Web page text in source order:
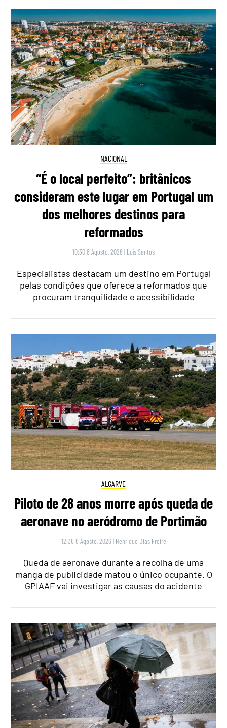
NACIONAL
“É o local perfeito”: britânicos
consideram este lugar em Portugal um
dos melhores destinos para
reformados
10:30 8 Agosto, 2026 | Luís Santos
Especialistas destacam um destino em Portugal
pelas condições que oferece a reformados que
procuram tranquilidade e acessibilidade
ALGARVE
Piloto de 28 anos morre após queda de
aeronave no aeródromo de Portimão
12:36 8 Agosto, 2026 | Henrique Dias Freire
Queda de aeronave durante a recolha de uma
manga de publicidade matou o único ocupante. O
GPIAAF vai investigar as causas do acidente